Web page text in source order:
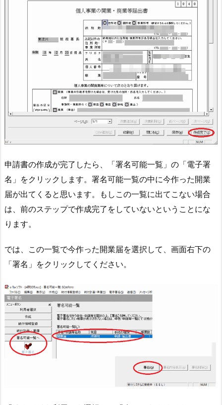
申請書の作成が完了したら、「署名可能一覧」の「電子署
名」をクリックします。署名可能一覧の中に今作った開業
届が出てくると思います。もしこの一覧に出てこない場合
は、前のステップで作成完了をしていないということにな
ります。
では、この一覧で今作った開業届を選択して、画面右下の
「署名」をクリックしてください。